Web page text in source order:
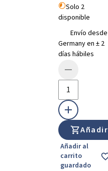
Solo 2
disponible
Envío desde
Germany en ± 2
días hábiles
Añadir
Añadir al
carrito
guardado